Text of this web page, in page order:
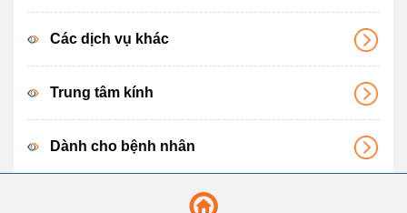
Các dịch vụ khác
Trung tâm kính
Dành cho bệnh nhân